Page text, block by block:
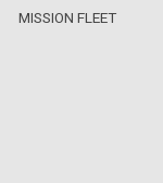
MISSION FLEET